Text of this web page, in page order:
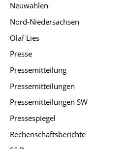
Neuwahlen
Nord-Niedersachsen
Olaf Lies
Presse
Pressemitteilung
Pressemitteilungen
Pressemitteilungen SW
Pressespiegel
Rechenschaftsberichte